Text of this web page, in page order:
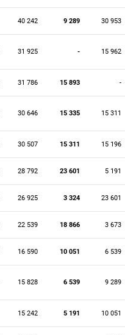
40 242 9 289 30 953
31 925 - 15 962
31 786 15 893 -
30 646 15 335 15 311
30 507 15 311 15 196
28 792 23 601 5 191
26 925 3 324 23 601
22 539 18 866 3 673
16 590 10 051 6 539
15 828 6 539 9 289
15 242 5 191 10 051